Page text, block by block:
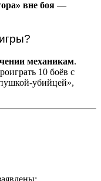
вне боя —
механикам.
10 боёв с
убийцей»,